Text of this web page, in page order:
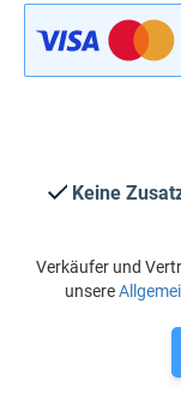
Keine
Verkäufer und
unsere